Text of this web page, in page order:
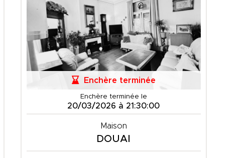
Enchère terminée
Enchère terminée le
20/03/2026 à 21:30:00
Maison
DOUAI